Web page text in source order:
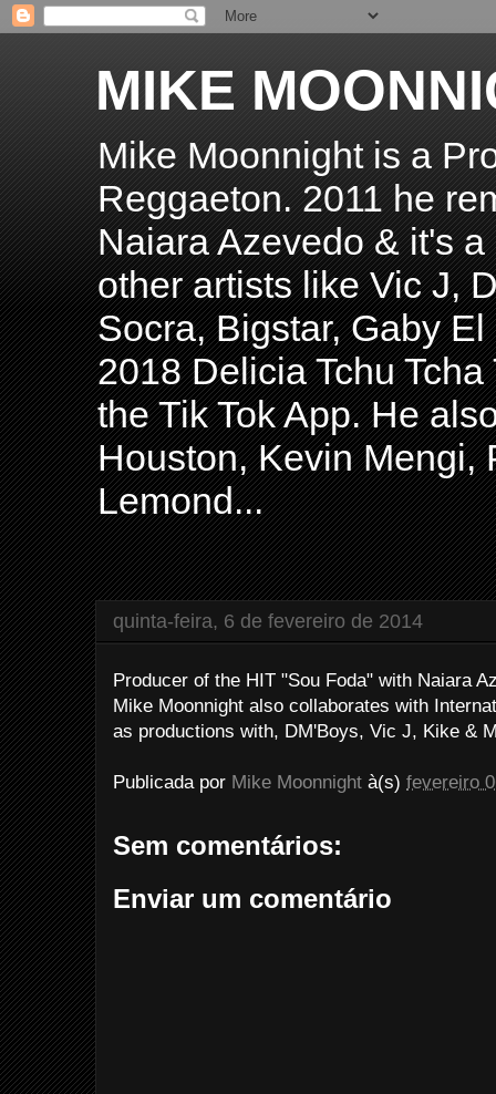
MIKE
Mike Moonnight is a
Reggaeton. 2011 he
Naiara Azevedo & it's
other artists like Vic J,
Socra, Bigstar, Gaby
2018 Delicia Tchu
the Tik Tok App. He
Houston, Kevin Mengi,
Lemond...
quinta-feira, 6 de fevereiro de 2014
Producer of the HIT "Sou Foda" with Naiara
Mike Moonnight also collaborates with
as productions with, DM'Boys, Vic J, Kike &
Publicada por Mike Moonnight à(s) fevereiro
Sem comentários:
Enviar um comentário